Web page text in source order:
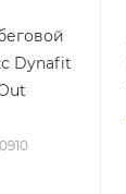
Dynafit